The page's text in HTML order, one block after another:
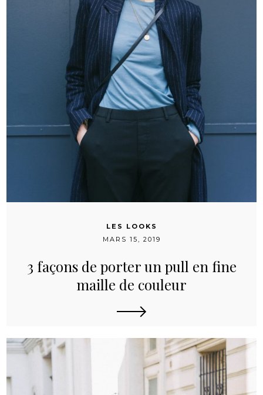
LES LOOKS
MARS 15, 2019
3 façons de porter un pull en fine
maille de couleur